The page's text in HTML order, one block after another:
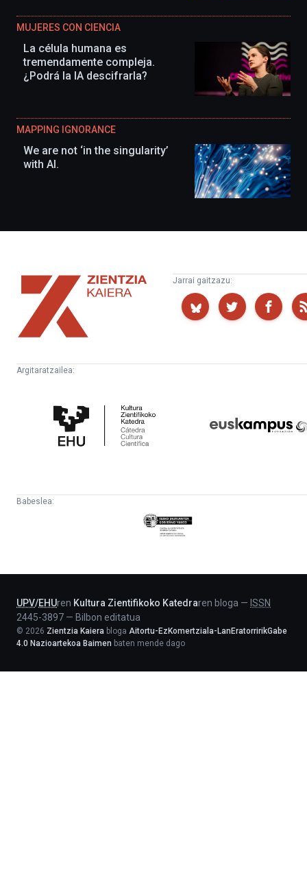
MUJERES CON CIENCIA
La célula humana es
tremendamente compleja.
¿Podrá la IA descifrarla?
MAPPING IGNORANCE
We are not ‘in the singularity’
with AI.
Zientzia
Kaiera
Jarrai gaitzazu:
Argitaratzailea:
Zientifikoko
Katedra
Babeslea:
Eusko
Jaurlaritza
UPV/EHUren Kultura Zientifikoko Katedraren bloga — ISSN
2445-3897 — Bilbon editatua
© 2026 Zientzia Kaiera bloga Aitortu-EzKomertziala-LanEratorririkGabe
4.0 Nazioartekoa Baimen baten mende dago